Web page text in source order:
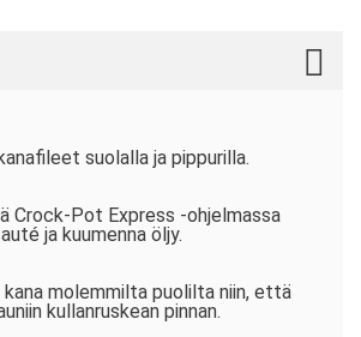
suolalla ja pippurilla.
Crock-Pot Express -ohjelmassa
ja kuumenna öljy.
kana molemmilta puolilta niin, että
kullanruskean pinnan.